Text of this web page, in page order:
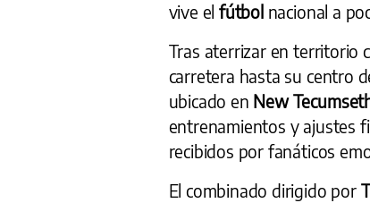
vive el fútbol nacional a
Tras aterrizar en territorio
carretera hasta su centro
ubicado en New
entrenamientos y ajustes
recibidos por fanáticos
El combinado dirigido por